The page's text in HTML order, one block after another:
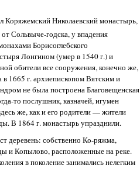
Коряжемский Николаевский монастырь,
Сольвыче-годска, у впадения
Борисоглебского
Лонгином (умер в 1540 г.) и
обители все сооружения, конечно же,
1665 г. архиепископом Вятским и
не была построена Благовещенская
то послушник, казначей, игумен
же, как и его родители — жители
В 1864 г. монастырь упразднили.
деревень: собственно Ко-ряжма,
и Копылово, расположенные на реке.
в поколение занимались нелегким